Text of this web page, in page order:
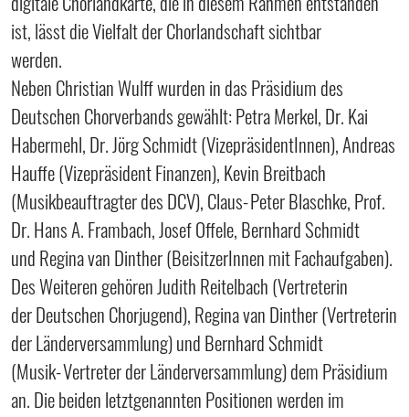
ist, lässt die Vielfalt der Chorlandschaft sichtbar
werden.
Neben Christian Wulff wurden in das Präsidium des
Deutschen Chorverbands gewählt: Petra Merkel, Dr. Kai
Habermehl, Dr. Jörg Schmidt (VizepräsidentInnen), Andreas
Hauffe (Vizepräsident Finanzen), Kevin Breitbach
(Musikbeauftragter des DCV), Claus‐Peter Blaschke, Prof.
Dr. Hans A. Frambach, Josef Offele, Bernhard Schmidt
und Regina van Dinther (BeisitzerInnen mit Fachaufgaben).
Des Weiteren gehören Judith Reitelbach (Vertreterin
der Deutschen Chorjugend), Regina van Dinther (Vertreterin
der Länderversammlung) und Bernhard Schmidt
(Musik‐Vertreter der Länderversammlung) dem Präsidium
an. Die beiden letztgenannten Positionen werden im